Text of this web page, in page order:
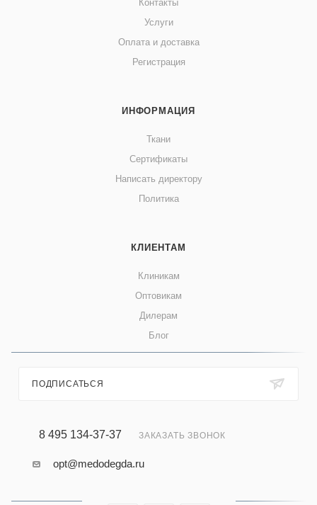
Контакты
Услуги
Оплата и доставка
Регистрация
ИНФОРМАЦИЯ
Ткани
Сертификаты
Написать директору
Политика
КЛИЕНТАМ
Клиникам
Оптовикам
Дилерам
Блог
ПОДПИСАТЬСЯ
8 495 134-37-37 ЗАКАЗАТЬ ЗВОНОК
opt@medodegda.ru